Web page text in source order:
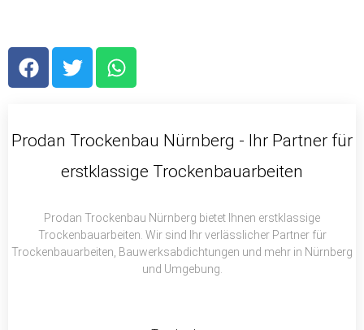
F
a
b
T
w
t
r
W
h
s
p
Prodan Trockenbau Nürnberg - Ihr Partner für
erstklassige Trockenbauarbeiten
Prodan Trockenbau Nürnberg bietet Ihnen erstklassige
Trockenbauarbeiten. Wir sind Ihr verlässlicher Partner für
Trockenbauarbeiten, Bauwerksabdichtungen und mehr in Nürnberg
und Umgebung.